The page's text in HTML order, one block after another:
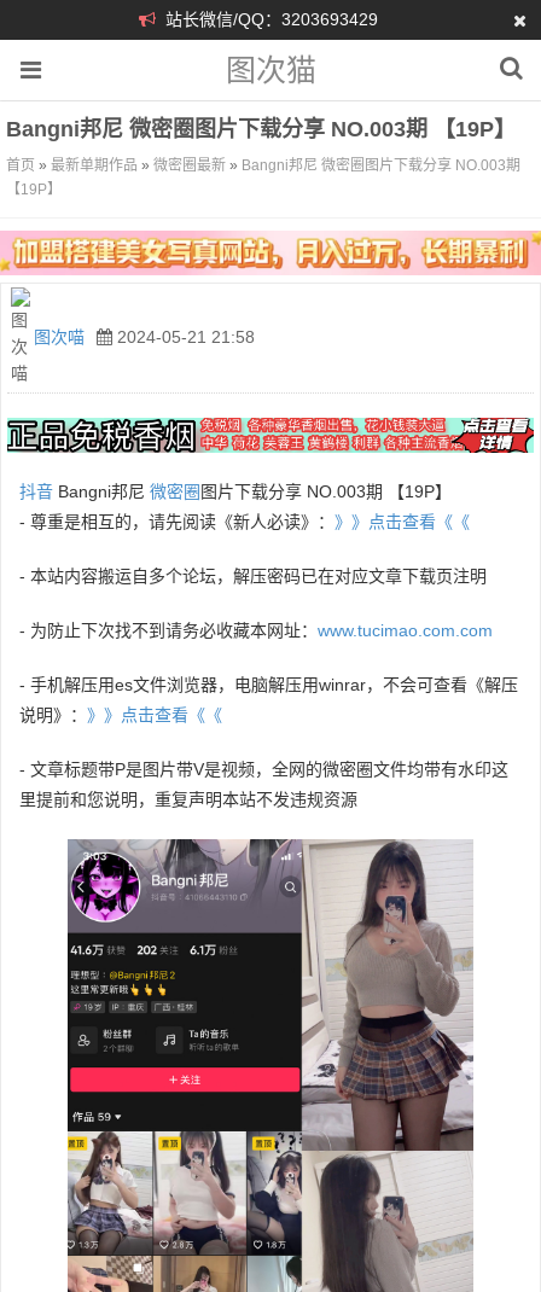
站长微信/QQ：3203693429
图次猫
Bangni邦尼 微密圈图片下载分享 NO.003期 【19P】
首页 » 最新单期作品 » 微密圈最新 » Bangni邦尼 微密圈图片下载分享 NO.003期
【19P】
图次喵 2024-05-21 21:58
抖音 Bangni邦尼 微密圈 图片下载分享 NO.003期 【19P】
- 尊重是相互的，请先阅读《新人必读》： 》》点击查看《《
- 本站内容搬运自多个论坛，解压密码已在对应文章下载页注明
- 为防止下次找不到请务必收藏本网址： www.tucimao.com.com
- 手机解压用es文件浏览器，电脑解压用winrar，不会可查看《解压
说明》： 》》点击查看《《
- 文章标题带P是图片带V是视频，全网的微密圈文件均带有水印这
里提前和您说明，重复声明本站不发违规资源